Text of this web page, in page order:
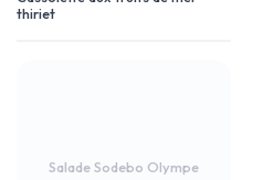
thiriet
Salade Sodebo Olympe